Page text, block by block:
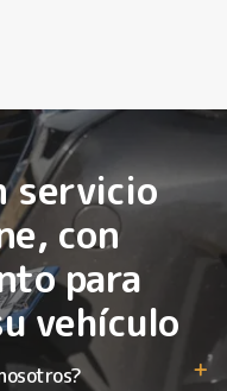
servicio
con
para
vehículo